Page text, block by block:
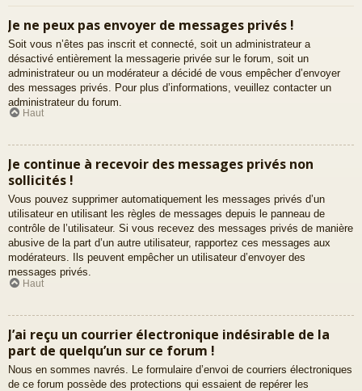
Je ne peux pas envoyer de messages privés !
Soit vous n’êtes pas inscrit et connecté, soit un administrateur a
désactivé entièrement la messagerie privée sur le forum, soit un
administrateur ou un modérateur a décidé de vous empêcher d’envoyer
des messages privés. Pour plus d’informations, veuillez contacter un
administrateur du forum.
Haut
Je continue à recevoir des messages privés non
sollicités !
Vous pouvez supprimer automatiquement les messages privés d’un
utilisateur en utilisant les règles de messages depuis le panneau de
contrôle de l’utilisateur. Si vous recevez des messages privés de manière
abusive de la part d’un autre utilisateur, rapportez ces messages aux
modérateurs. Ils peuvent empêcher un utilisateur d’envoyer des
messages privés.
Haut
J’ai reçu un courrier électronique indésirable de la
part de quelqu’un sur ce forum !
Nous en sommes navrés. Le formulaire d’envoi de courriers électroniques
de ce forum possède des protections qui essaient de repérer les